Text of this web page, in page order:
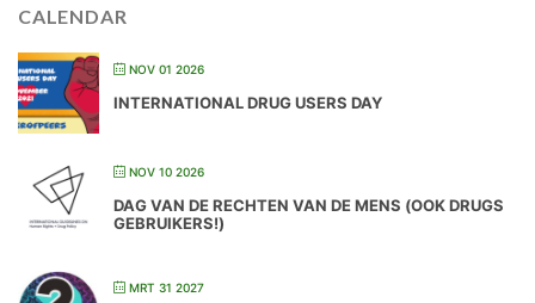
CALENDAR
NOV 01 2026
INTERNATIONAL DRUG USERS DAY
NOV 10 2026
DAG VAN DE RECHTEN VAN DE MENS (OOK DRUGS
GEBRUIKERS!)
MRT 31 2027